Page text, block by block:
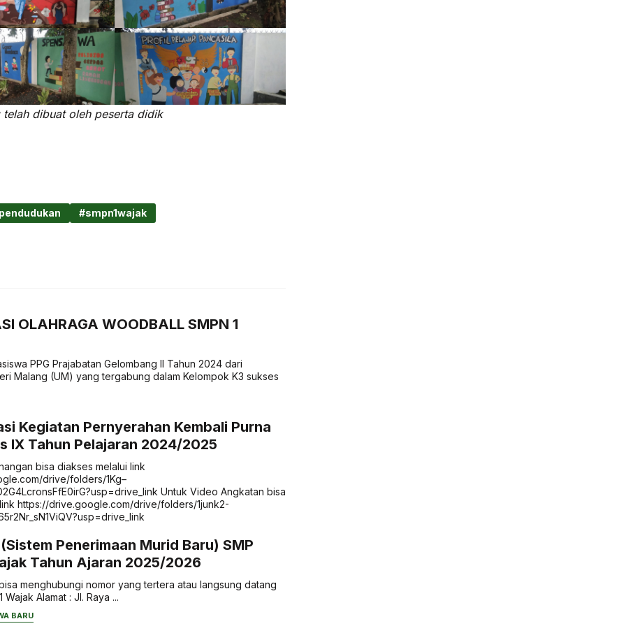
telah dibuat oleh peserta didik
smpn1wajak
OLAHRAGA WOODBALL SMPN 1
PPG Prajabatan Gelombang II Tahun 2024 dari
Malang (UM) yang tergabung dalam Kelompok K3 sukses
Kegiatan Pernyerahan Kembali Purna
IX Tahun Pelajaran 2024/2025
bisa diakses melalui link
drive/folders/1Kg–
Untuk Video Angkatan bisa
https://drive.google.com/drive/folders/1junk2-
Penerimaan Murid Baru) SMP
Tahun Ajaran 2025/2026
menghubungi nomor yang tertera atau langsung datang
Alamat : Jl. Raya ...
BARU